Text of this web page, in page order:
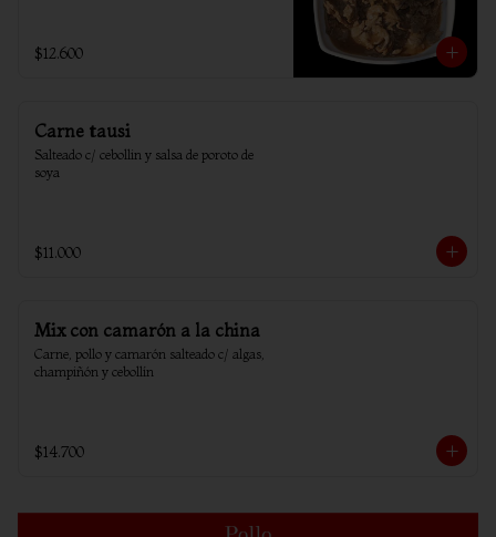
$12.600
Carne tausi
Salteado c/ cebollin y salsa de poroto de
soya
$11.000
Mix con camarón a la china
Carne, pollo y camarón salteado c/ algas,
champiñón y cebollín
$14.700